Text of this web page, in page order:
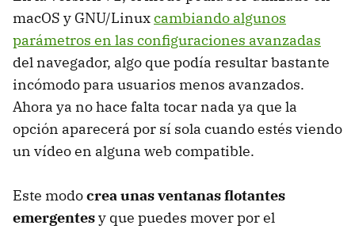
macOS y GNU/Linuxcambiando algunos
parámetros en las configuraciones avanzadas
del navegador, algo que podía resultar bastante
incómodo para usuarios menos avanzados.
Ahora ya no hace falta tocar nada ya que la
opción aparecerá por sí sola cuando estés viendo
un vídeo en alguna web compatible.
Este modocrea unas ventanas flotantes
emergentesy que puedes mover por el